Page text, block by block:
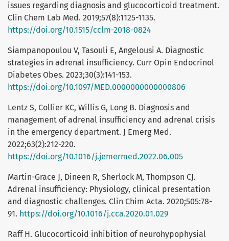
issues regarding diagnosis and glucocorticoid treatment.
Clin Chem Lab Med. 2019;57(8):1125-1135.
https://doi.org/10.1515/cclm-2018-0824
Siampanopoulou V, Tasouli E, Angelousi A. Diagnostic
strategies in adrenal insufficiency. Curr Opin Endocrinol
Diabetes Obes. 2023;30(3):141-153.
https://doi.org/10.1097/MED.0000000000000806
Lentz S, Collier KC, Willis G, Long B. Diagnosis and
management of adrenal insufficiency and adrenal crisis
in the emergency department. J Emerg Med.
2022;63(2):212-220.
https://doi.org/10.1016/j.jemermed.2022.06.005
Martin-Grace J, Dineen R, Sherlock M, Thompson CJ.
Adrenal insufficiency: Physiology, clinical presentation
and diagnostic challenges. Clin Chim Acta. 2020;505:78-
91. https://doi.org/10.1016/j.cca.2020.01.029
Raff H. Glucocorticoid inhibition of neurohypophysial